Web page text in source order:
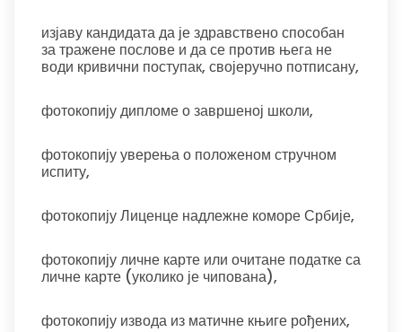
изјаву кандидата да је здравствено способан
за тражене послове и да се против њега не
води кривични поступак, својеручно потписану,
фотокопију дипломе о завршеној школи,
фотокопију уверења о положеном стручном
испиту,
фотокопију Лиценце надлежне коморе Србије,
фотокопију личне карте или очитане податке са
личне карте (уколико је чипована),
фотокопију извода из матичне књиге рођених,